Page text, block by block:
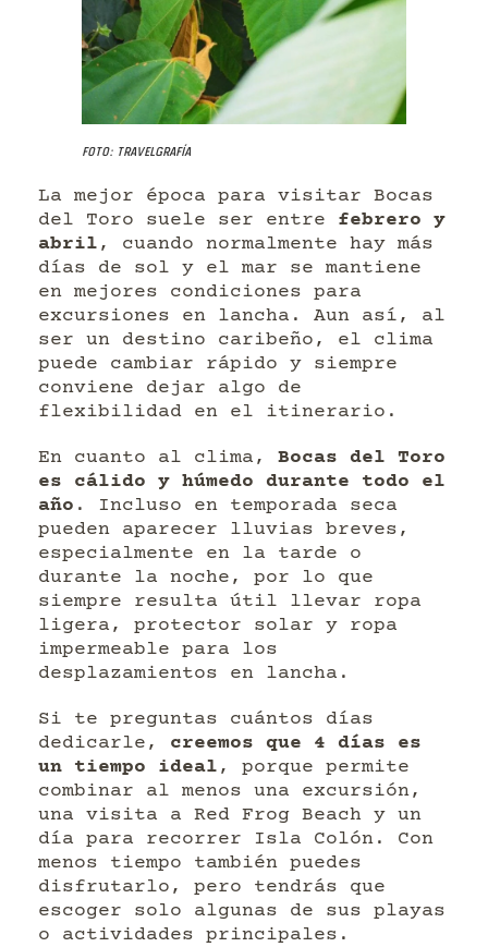
Foto: Travelgrafía
La mejor época para visitar Bocas
del Toro suele ser entre febrero y
abril , cuando normalmente hay más
días de sol y el mar se mantiene
en mejores condiciones para
excursiones en lancha. Aun así, al
ser un destino caribeño, el clima
puede cambiar rápido y siempre
conviene dejar algo de
flexibilidad en el itinerario.
En cuanto al clima, Bocas del Toro
es cálido y húmedo durante todo el
año . Incluso en temporada seca
pueden aparecer lluvias breves,
especialmente en la tarde o
durante la noche, por lo que
siempre resulta útil llevar ropa
ligera, protector solar y ropa
impermeable para los
desplazamientos en lancha.
Si te preguntas cuántos días
dedicarle, creemos que 4 días es
un tiempo ideal , porque permite
combinar al menos una excursión,
una visita a Red Frog Beach y un
día para recorrer Isla Colón. Con
menos tiempo también puedes
disfrutarlo, pero tendrás que
escoger solo algunas de sus playas
o actividades principales.